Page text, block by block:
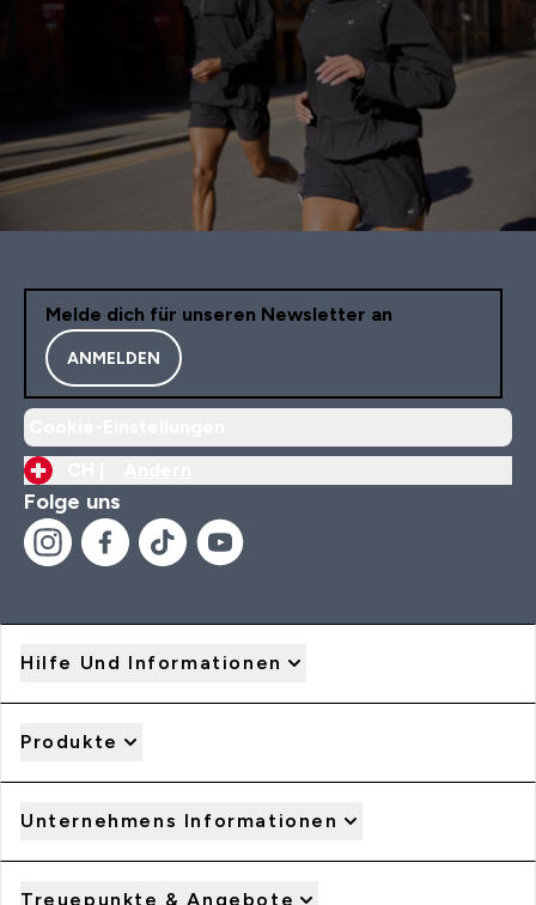
Melde dich für unseren Newsletter an
ANMELDEN
Folge uns
Hilfe Und Informationen
Produkte
Unternehmens Informationen
Treuepunkte & Angebote